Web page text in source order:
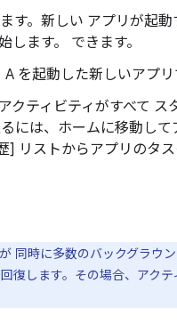
。新しい アプリが起動
ます。 できます。
を起動した新しいアプリ
クティビティがすべて ス
には、ホームに移動して
] リストからアプリのタ
同時に多数のバックグラウ
復します。その場合、アクテ